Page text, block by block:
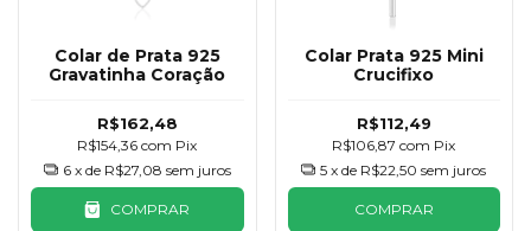
Colar de Prata 925
Gravatinha Coração
R$162,48
R$154,36com Pix
6 x de R$27,08 sem juros
COMPRAR
Colar Prata 925 Mini
Crucifixo
R$112,49
R$106,87com Pix
5 x de R$22,50 sem juros
COMPRAR